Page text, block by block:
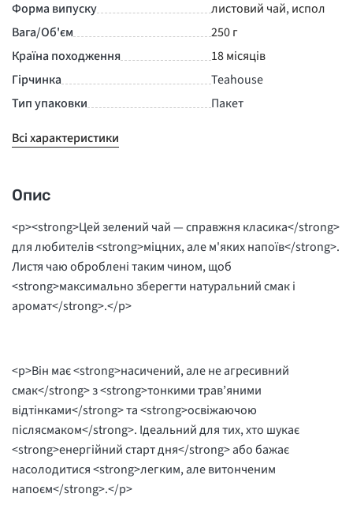
Форма випуску
листовий чай,испол
Вага/Об'єм
250 г
Країна походження
18 місяців
Гірчинка
Teahouse
Тип упаковки
Пакет
Всі характеристики
Опис
<p><strong>Цей зелений чай — справжня класика</strong>
для любителів <strong>міцних, але м'яких напоїв</strong>.
Листя чаю оброблені таким чином, щоб
<strong>максимально зберегти натуральний смак і
аромат</strong>.</p>
<p>Він має <strong>насичений, але не агресивний
смак</strong> з <strong>тонкими трав’яними
відтінками</strong> та <strong>освіжаючою
післясмаком</strong>. Ідеальний для тих, хто шукає
<strong>енергійний старт дня</strong> або бажає
насолодитися <strong>легким, але витонченим
напоєм</strong>.</p>